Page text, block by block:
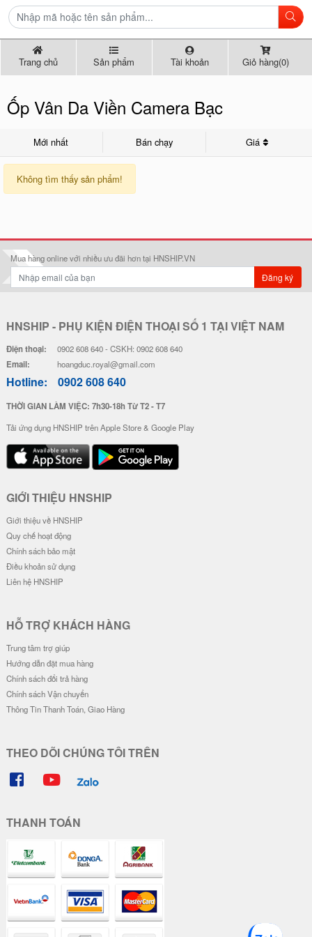
Trang chủ Sản phẩm Tài khoản Giỏ hàng(0)
Ốp Vân Da Viền Camera Bạc
Mới nhất Bán chạy Giá
Không tìm thấy sản phẩm!
Mua hàng online với nhiều ưu đãi hơn tại HNSHIP.VN
Đăng ký
HNSHIP - PHỤ KIỆN ĐIỆN THOẠI SỐ 1 TẠI VIỆT NAM
Điện thoại: 0902 608 640 - CSKH: 0902 608 640
Email: hoangduc.royal@gmail.com
Hotline: 0902 608 640
THỜI GIAN LÀM VIỆC: 7h30-18h Từ T2 - T7
Tải ứng dụng HNSHIP trên Apple Store & Google Play
GIỚI THIỆU HNSHIP
Giới thiệu về HNSHIP
Quy chế hoạt động
Chính sách bảo mật
Điều khoản sử dụng
Liên hệ HNSHIP
HỖ TRỢ KHÁCH HÀNG
Trung tâm trợ giúp
Hướng dẫn đặt mua hàng
Chính sách đổi trả hàng
Chính sách Vận chuyển
Thông Tin Thanh Toán, Giao Hàng
THEO DÕI CHÚNG TÔI TRÊN
THANH TOÁN